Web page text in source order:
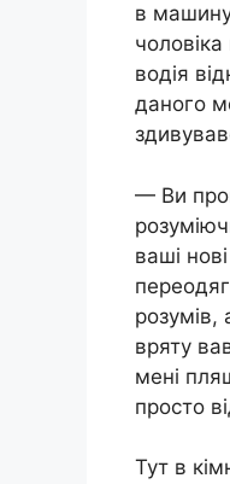
в
водія
даного
— Ви
ваші
вряту
мені
просто
Тут в